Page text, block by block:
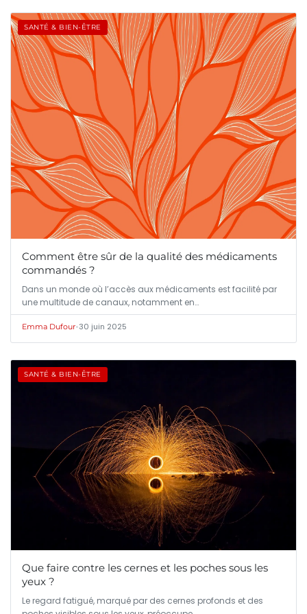
SANTÉ & BIEN-ÊTRE
Comment être sûr de la qualité des médicaments
commandés ?
Dans un monde où l’accès aux médicaments est facilité par
une multitude de canaux, notamment en…
Emma Dufour•30 juin 2025
SANTÉ & BIEN-ÊTRE
Que faire contre les cernes et les poches sous les
yeux ?
Le regard fatigué, marqué par des cernes profonds et des